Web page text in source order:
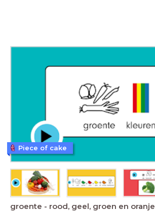
groente - rood, geel, groen en oranje
Piece of cake